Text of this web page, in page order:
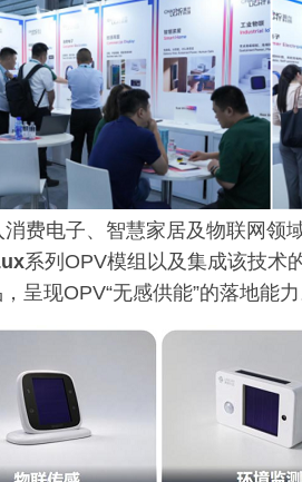
消费电子、智慧家居及物联网
系列OPV模组以及集成该技术
呈现OPV“无感供能”的落地能